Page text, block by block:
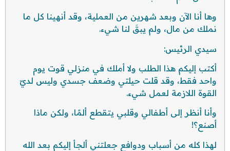
وها أنا الآن وبعد شهرين من العملية، وقد أنهينا كل ما
نملك من مال، ولم يبقَ لنا شيء.
سيدي الرئيس:
أكتب إليكم هذا الطلب ولا أملك في منزلي قوت يوم
واحد فقط، وقد قلت حيلتي وضعف جسدي وليس لديّ
القوة اللازمة لعمل شيء.
وأنا أنظر إلى أطفالي وقلبي يتقطع ألمًا، ولكن ماذا
أصنع؟!
لهذا كله من أسباب ودوافع جعلتني ألجأ إليكم بعد الله